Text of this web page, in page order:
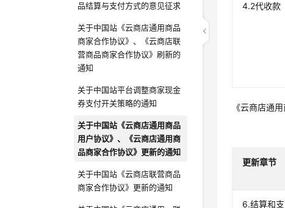
品结算与支付方式的意见征求
关于中国站《云商店通用商品
商家合作协议》、《云商店联
营商品商家合作协议》刷新的
通知
关于中国站平台调整商家现金
券支付开关策略的通知
关于中国站《云商店通用商品
用户协议》、《云商店通用商
品商家合作协议》更新的通知
关于中国站《云商店联营商品
商家合作协议》更新的通知
4.2代收款
《云商店通
更新章节
6.结算和支